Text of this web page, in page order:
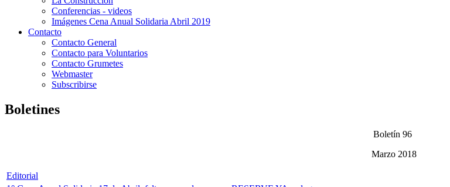
Conferencias - videos
Imágenes Cena Anual Solidaria Abril 2019
Contacto
Contacto General
Contacto para Voluntarios
Contacto Grumetes
Webmaster
Subscribirse
Boletines
Boletín 96
Marzo 2018
Editorial